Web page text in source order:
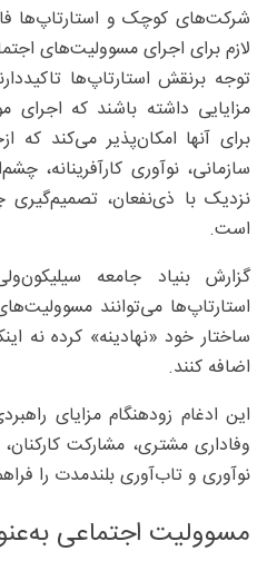
شرکت‌های کوچک و استارتاپ‌ها
لازم برای اجرای مسوولیت‌های
توجه برنقش استارتاپ‌ها
مزایایی داشته باشند که اجرای
برای آنها امکان‌پذیر می‌کند‌ که
سازمانی، نوآوری کارآفرینانه،
نزدیک با ذی‌نفعان،
است.
گزارش بنیاد جامعه
استارتاپ‌ها می‌توانند
ساختار خود «نهادینه» کرده نه
اضافه کنند.
این ادغام زودهنگام مزایای
وفاداری مشتری، مشارکت
نوآوری و تاب‌آوری بلندمدت را
مسوولیت اجتماعی